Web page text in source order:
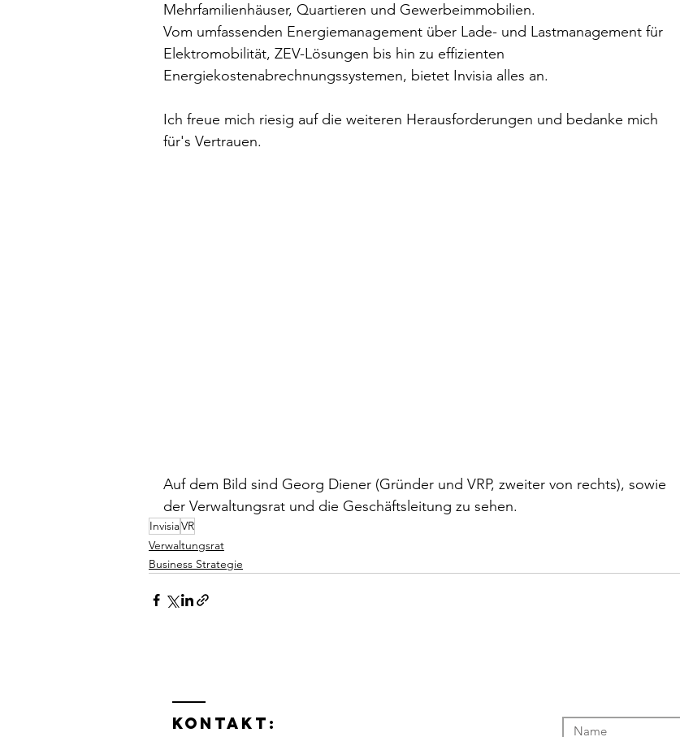
Mehrfamilienhäuser, Quartieren und Gewerbeimmobilien.
Vom umfassenden Energiemanagement über Lade- und Lastmanagement für
Elektromobilität, ZEV-Lösungen bis hin zu effizienten
Energiekostenabrechnungssystemen, bietet Invisia alles an.
Ich freue mich riesig auf die weiteren Herausforderungen und bedanke mich
für's Vertrauen.
Auf dem Bild sind Georg Diener (Gründer und VRP, zweiter von rechts), sowie
der Verwaltungsrat und die Geschäftsleitung zu sehen.
InvisiaVR
Verwaltungsrat
Business Strategie
Kontakt: